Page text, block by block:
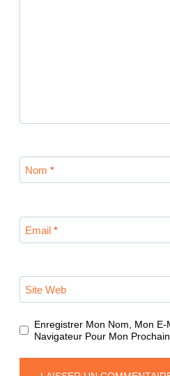
Nom *
Email *
Site Web
Enregistrer Mon Nom, Mon
Navigateur Pour Mon